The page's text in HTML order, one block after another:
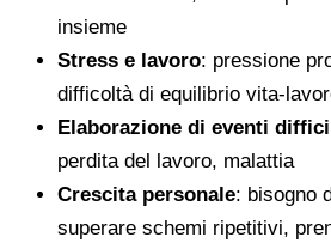
insieme
Stress e lavoro: pressione
difficoltà di equilibrio vita-
Elaborazione di eventi
perdita del lavoro, malattia
Crescita personale: bisogno
superare schemi ripetitivi,